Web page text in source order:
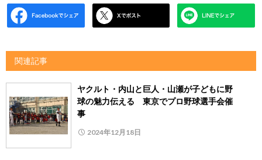
関連記事
ヤクルト・内山と巨人・山瀬が子どもに野
球の魅力伝える 東京でプロ野球選手会催
事
2024年12月18日